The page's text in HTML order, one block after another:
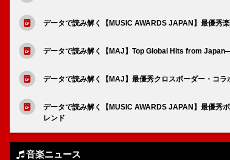
データで読み解く【MUSIC AWARDS JAPAN】最優
データで読み解く【MAJ】Top Global Hits from
データで読み解く【MAJ】最優秀クロスボーダー・コ
データで読み解く【MUSIC AWARDS JAPAN】最優
レンド
音楽ニュース